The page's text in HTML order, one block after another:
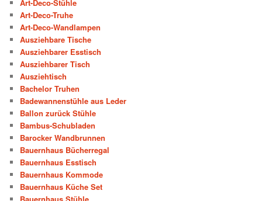
Art-Deco-Stühle
Art-Deco-Truhe
Art-Deco-Wandlampen
Ausziehbare Tische
Ausziehbarer Esstisch
Ausziehbarer Tisch
Ausziehtisch
Bachelor Truhen
Badewannenstühle aus Leder
Ballon zurück Stühle
Bambus-Schubladen
Barocker Wandbrunnen
Bauernhaus Bücherregal
Bauernhaus Esstisch
Bauernhaus Kommode
Bauernhaus Küche Set
Bauernhaus Stühle